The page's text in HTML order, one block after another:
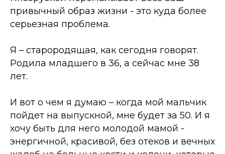
привычный образ жизни - это куда более
серьезная проблема.
Я – старородящая, как сегодня говорят.
Родила младшего в 36, а сейчас мне 38
лет.
И вот о чем я думаю – когда мой мальчик
пойдет на выпускной, мне будет за 50. И я
хочу быть для него молодой мамой -
энергичной, красивой, без отеков и вечных